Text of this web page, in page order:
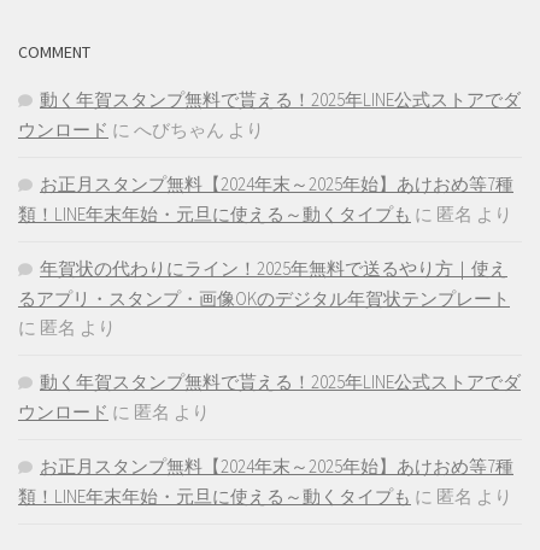
COMMENT
動く年賀スタンプ無料で貰える！2025年LINE公式ストアでダ
ウンロード に へびちゃん より
お正月スタンプ無料【2024年末～2025年始】あけおめ等7種
類！LINE年末年始・元旦に使える～動くタイプも に 匿名 より
年賀状の代わりにライン！2025年無料で送るやり方｜使え
るアプリ・スタンプ・画像OKのデジタル年賀状テンプレート
に 匿名 より
動く年賀スタンプ無料で貰える！2025年LINE公式ストアでダ
ウンロード に 匿名 より
お正月スタンプ無料【2024年末～2025年始】あけおめ等7種
類！LINE年末年始・元旦に使える～動くタイプも に 匿名 より